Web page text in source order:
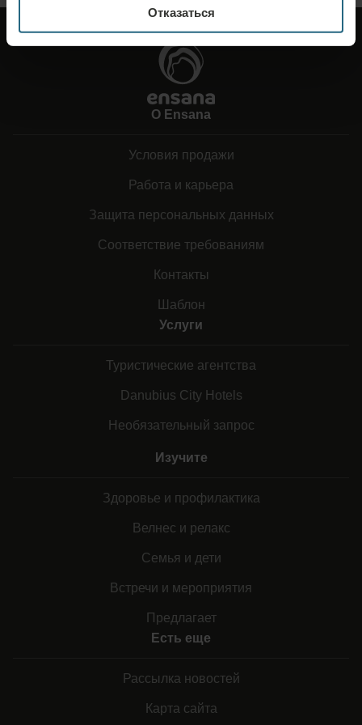
Отказаться
О Ensana
Условия продажи
Работа и карьера
Защита персональных данных
Соответствие требованиям
Контакты
Шаблон
Услуги
Туристические агентства
Danubius City Hotels
Необязательный запрос
Изучите
Здоровье и профилактика
Велнес и релакс
Семья и дети
Встречи и мероприятия
Предлагает
Есть еще
Рассылка новостей
Карта сайта